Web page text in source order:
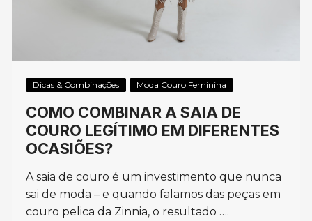
Dicas & Combinações Moda Couro Feminina
COMO COMBINAR A SAIA DE
COURO LEGÍTIMO EM DIFERENTES
OCASIÕES?
A saia de couro é um investimento que nunca
sai de moda – e quando falamos das peças em
couro pelica da Zinnia, o resultado ….